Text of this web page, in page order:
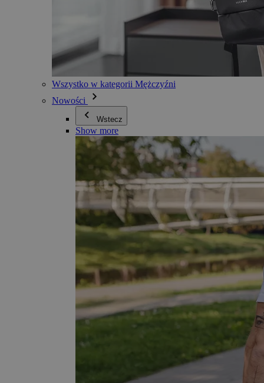
Wszystko w kategorii Mężczyźni
Nowości
Wstecz
Show more